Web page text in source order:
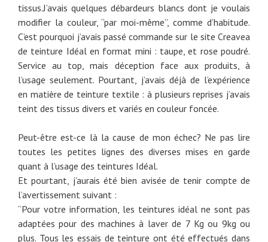
tissus.J’avais quelques débardeurs blancs dont je voulais
modifier la couleur, “par moi-même”, comme d’habitude.
C’est pourquoi j’avais passé commande sur le site Creavea
de teinture Idéal en format mini : taupe, et rose poudré.
Service au top, mais déception face aux produits, à
l’usage seulement. Pourtant, j’avais déjà de l’expérience
en matière de teinture textile : à plusieurs reprises j’avais
teint des tissus divers et variés en couleur foncée.
Peut-être est-ce là la cause de mon échec? Ne pas lire
toutes les petites lignes des diverses mises en garde
quant à l’usage des teintures Idéal.
Et pourtant, j’aurais été bien avisée de tenir compte de
l’avertissement suivant :
“Pour votre information, les teintures idéal ne sont pas
adaptées pour des machines à laver de 7 Kg ou 9kg ou
plus. Tous les essais de teinture ont été effectués dans